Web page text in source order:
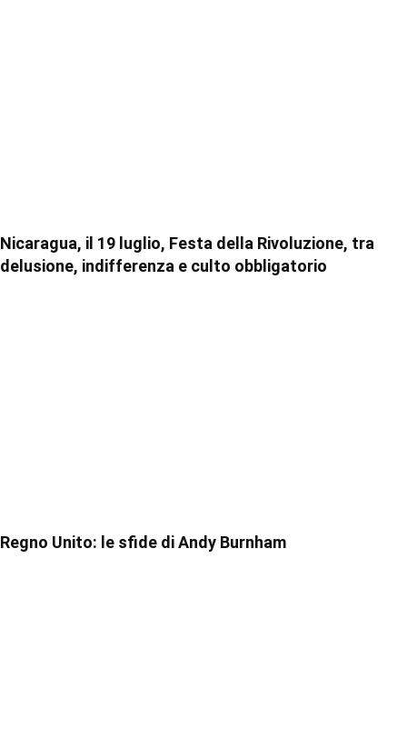
Nicaragua, il 19 luglio, Festa della Rivoluzione, tra
delusione, indifferenza e culto obbligatorio
Regno Unito: le sfide di Andy Burnham